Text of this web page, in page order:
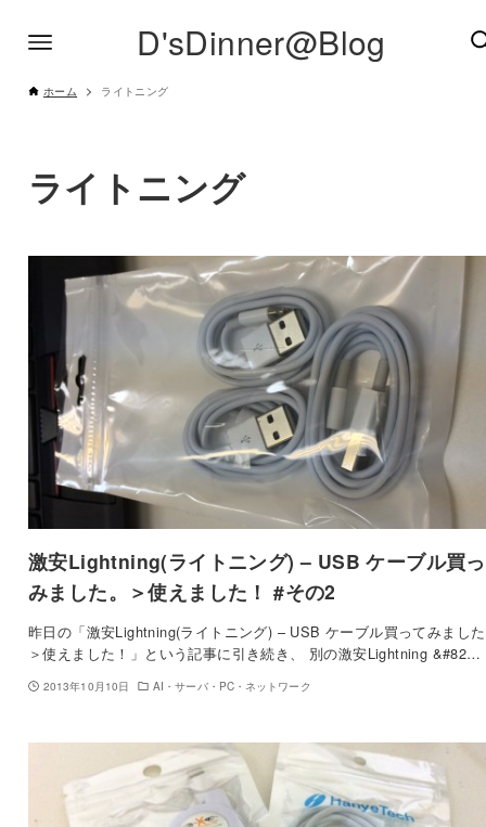
D'sDinner@Blog
ホーム ライトニング
ライトニング
激安Lightning(ライトニング) – USB ケーブル買
みました。＞使えました！ #その2
昨日の「激安Lightning(ライトニング) – USB ケーブル買ってみまし
＞使えました！」という記事に引き続き、 別の激安Lightning &#82…
2013年10月10日 AI・サーバ・PC・ネットワーク